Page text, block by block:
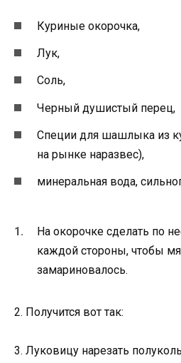
Куриные окорочка,
Лук,
Соль,
Черный душистый перец,
Специи для шашлыка из
на рынке наразвес),
минеральная вода,
На окорочке сделать по
каждой стороны, чтобы
замариновалось.
2. Получится вот так:
3. Луковицу нарезать